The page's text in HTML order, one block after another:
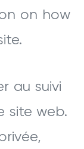
on how
au suivi
site web.